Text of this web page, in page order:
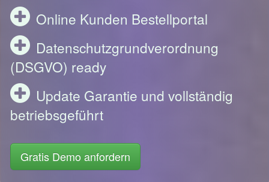
Online Kunden Bestellportal
Datenschutzgrundverordnung
(DSGVO) ready
Update Garantie und vollständig
betriebsgeführt
Gratis Demo anfordern